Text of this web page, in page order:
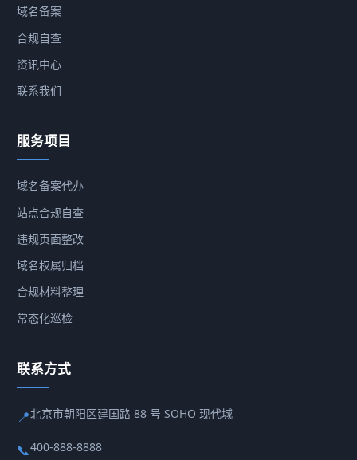
域名备案
合规自查
资讯中心
联系我们
服务项目
域名备案代办
站点合规自查
违规页面整改
域名权属归档
合规材料整理
常态化巡检
联系方式
📍北京市朝阳区建国路 88 号 SOHO 现代城
📞400-888-8888